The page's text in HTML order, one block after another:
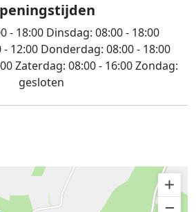
- 18:00Dinsdag: 08:00 - 18:00
- 12:00 Donderdag: 08:00 - 18:00
Zaterdag: 08:00 - 16:00Zondag:
gesloten